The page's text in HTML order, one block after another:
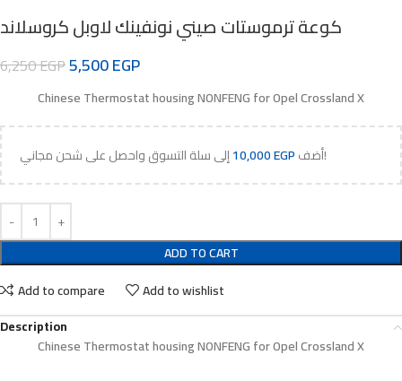
كوعة ترموستات صيني نونفينك لاوبل كروسلاند
6,250EGP5,500EGP
Chinese Thermostat housing NONFENG for Opel Crossland X
أضف 10,000EGP إلى سلة التسوق واحصل على شحن مجاني!
ADD TO CART
Add to compare
Add to wishlist
Description
Chinese Thermostat housing NONFENG for Opel Crossland X